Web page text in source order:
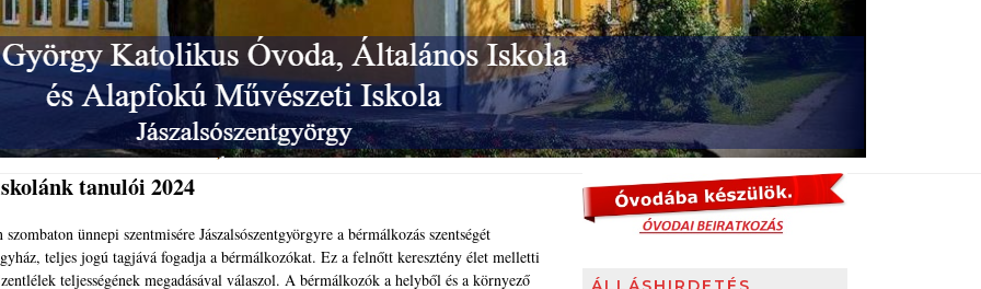
tanulói 2024
ünnepi szentmisére Jászalsószentgyörgyre a bérmálkozás szentségét
teljes jogú tagjává fogadja a bérmálkozókat. Ez a felnőtt keresztény élet melletti
teljességének megadásával válaszol. A bérmálkozók a helyből és a környező